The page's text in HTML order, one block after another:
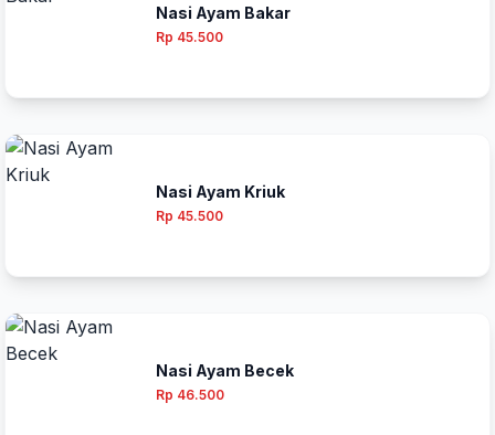
Nasi Ayam Bakar
Rp 45.500
Nasi Ayam Kriuk
Rp 45.500
Nasi Ayam Becek
Rp 46.500